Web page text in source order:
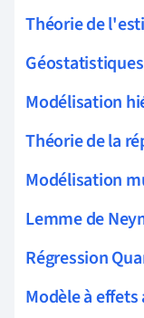
Théorie de
Géostatistiques
Modélisation
Théorie de la
Modélisation
Lemme de
Régression
Modèle à